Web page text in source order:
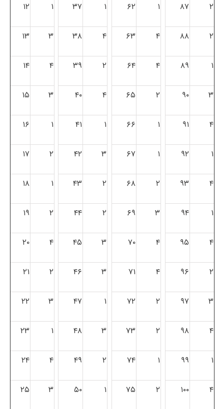
۲ ۸۷ ۱ ۶۲ ۱ ۳۷ ۱ ۱۲
۲ ۸۸ ۴ ۶۳ ۴ ۳۸ ۳ ۱۳
۱ ۸۹ ۴ ۶۴ ۲ ۳۹ ۴ ۱۴
۳ ۹۰ ۲ ۶۵ ۴ ۴۰ ۳ ۱۵
۴ ۹۱ ۱ ۶۶ ۱ ۴۱ ۱ ۱۶
۱ ۹۲ ۱ ۶۷ ۳ ۴۲ ۲ ۱۷
۴ ۹۳ ۲ ۶۸ ۲ ۴۳ ۱ ۱۸
۱ ۹۴ ۳ ۶۹ ۲ ۴۴ ۲ ۱۹
۴ ۹۵ ۴ ۷۰ ۳ ۴۵ ۴ ۲۰
۲ ۹۶ ۴ ۷۱ ۳ ۴۶ ۲ ۲۱
۳ ۹۷ ۲ ۷۲ ۱ ۴۷ ۳ ۲۲
۴ ۹۸ ۲ ۷۳ ۳ ۴۸ ۱ ۲۳
۱ ۹۹ ۱ ۷۴ ۲ ۴۹ ۴ ۲۴
۴ ۱۰۰ ۲ ۷۵ ۱ ۵۰ ۳ ۲۵